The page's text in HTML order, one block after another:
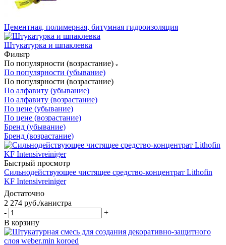
Цементная, полимерная, битумная гидроизоляция
Штукатурка и шпаклевка
Фильтр
По популярности (возрастание)
По популярности (убывание)
По популярности (возрастание)
По алфавиту (убывание)
По алфавиту (возрастание)
По цене (убывание)
По цене (возрастание)
Бренд (убывание)
Бренд (возрастание)
Быстрый просмотр
Сильнодействующее чистящее средство-концентрат Lithofin
KF Intensivreiniger
Достаточно
2 274 руб./канистра
-
+
В корзину